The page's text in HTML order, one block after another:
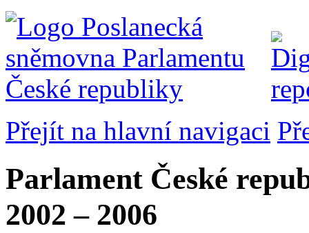
Přejít na hlavní navigaci
Parlament České
2002 – 2006